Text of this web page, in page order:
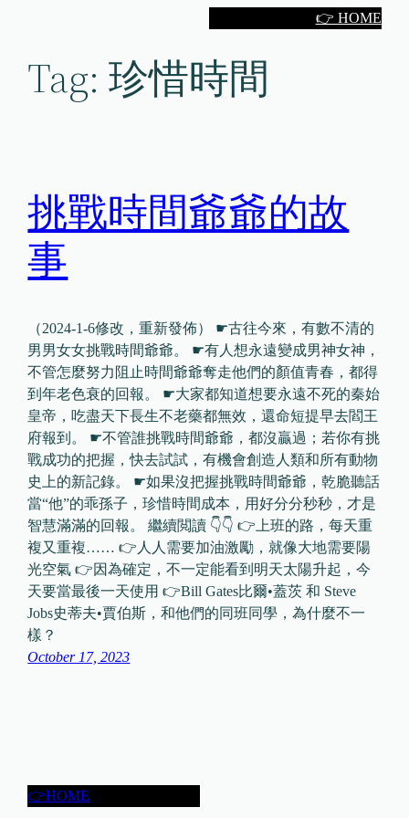
👉 HOME
Tag:珍惜時間
挑戰時間爺爺的故
事
（2024-1-6修改，重新發佈） ☛古往今來，有數不清的
男男女女挑戰時間爺爺。 ☛有人想永遠變成男神女神，
不管怎麼努力阻止時間爺爺奪走他們的顏值青春，都得
到年老色衰的回報。 ☛大家都知道想要永遠不死的秦始
皇帝，吃盡天下長生不老藥都無效，還命短提早去閻王
府報到。 ☛不管誰挑戰時間爺爺，都沒贏過；若你有挑
戰成功的把握，快去試試，有機會創造人類和所有動物
史上的新記錄。 ☛如果沒把握挑戰時間爺爺，乾脆聽話
當“他”的乖孫子，珍惜時間成本，用好分分秒秒，才是
智慧滿滿的回報。 繼續閲讀 👇👇 👉上班的路，每天重
複又重複…… 👉人人需要加油激勵，就像大地需要陽
光空氣 👉因為確定，不一定能看到明天太陽升起，今
天要當最後一天使用 👉Bill Gates比爾•蓋茨 和 Steve
Jobs史蒂夫•賈伯斯，和他們的同班同學，為什麼不一
樣？
October 17, 2023
👉HOME